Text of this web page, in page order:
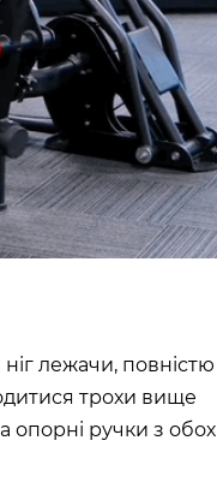
лежачи, повністю
трохи вище
опорні ручки з обох